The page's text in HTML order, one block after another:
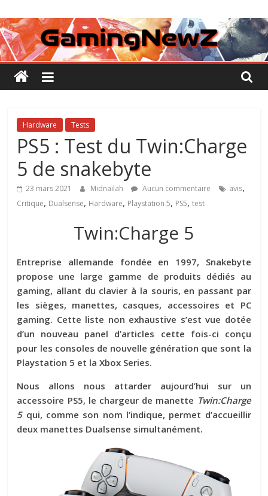
au
contenu
GamingNewZ
Tests
et
Actu
des
vidéo
Hardware Tests
PS5 : Test du Twin:Charge
5 de snakebyte
23 mars 2021 Midnailah Aucun commentaire avis,
Critique, Dualsense, Hardware, Playstation 5, PS5,test
Twin:Charge 5
Entreprise allemande fondée en 1997, Snakebyte
propose une large gamme de produits dédiés au
gaming, allant du clavier à la souris, en passant par
les sièges, manettes, casques, accessoires et PC
gaming. Cette liste non exhaustive s’est vue dotée
d’un nouveau panel d’articles cette fois-ci conçu
pour les consoles de nouvelle génération que sont la
Playstation 5 et la Xbox Series.
Nous allons nous attarder aujourd’hui sur un
accessoire PS5, le chargeur de manette Twin:Charge
5 qui, comme son nom l’indique, permet d’accueillir
deux manettes Dualsense simultanément.